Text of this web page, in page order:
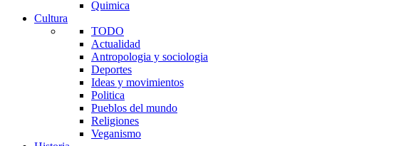
Quimica
Cultura
TODO
Actualidad
Antropologia y sociologia
Deportes
Ideas y movimientos
Politica
Pueblos del mundo
Religiones
Veganismo